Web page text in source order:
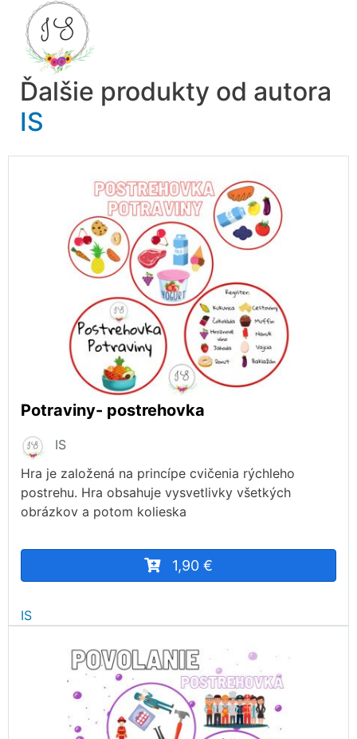
Ďalšie produkty od autora
IS
Potraviny- postrehovka
IS
Hra je založená na princípe cvičenia rýchleho
postrehu. Hra obsahuje vysvetlivky všetkých
obrázkov a potom kolieska
1,90 €
IS